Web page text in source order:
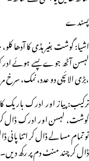
پسندے
اشیا: گوشت بغیر ہڈی کا آدھا
لہسن آٹھ جوے پسے ہوئے ادرک
،بڑی الائچی دو عدد، نمک،
ترکیب: پیاز اور ادرک باریک
گوشت، لہسن اور ادرک ڈال
تو تمام مسالے ڈال کر اتنا
ڈال کر چند منٹ دم پر رکھ دیں۔